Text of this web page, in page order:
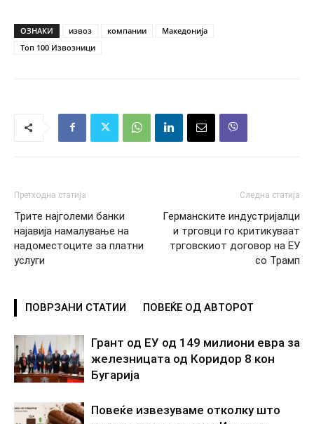
ОЗНАКИ извоз компании
Македонија
Топ 100 Извозници
Претходна статија
Трите најголеми банки
најавија намалување на
надоместоците за платни
услуги
Следна статија
Германските индустријалци
и трговци го критикуваат
трговскиот договор на ЕУ
со Трамп
ПОВРЗАНИ СТАТИИ ПОВЕЌЕ ОД АВТОРОТ
Грант од ЕУ од 149 милиони евра за
железницата од Коридор 8 кон
Бугарија
Повеќе извезуваме отколку што